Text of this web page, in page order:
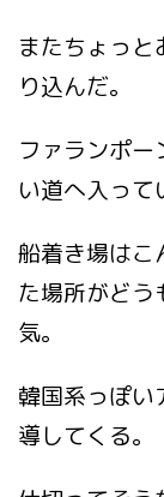
またちょっ
り込んだ。
ファランポ
い道へ入って
船着き場はこ
た場所がどう
気。
韓国系っぽい
導してくる。